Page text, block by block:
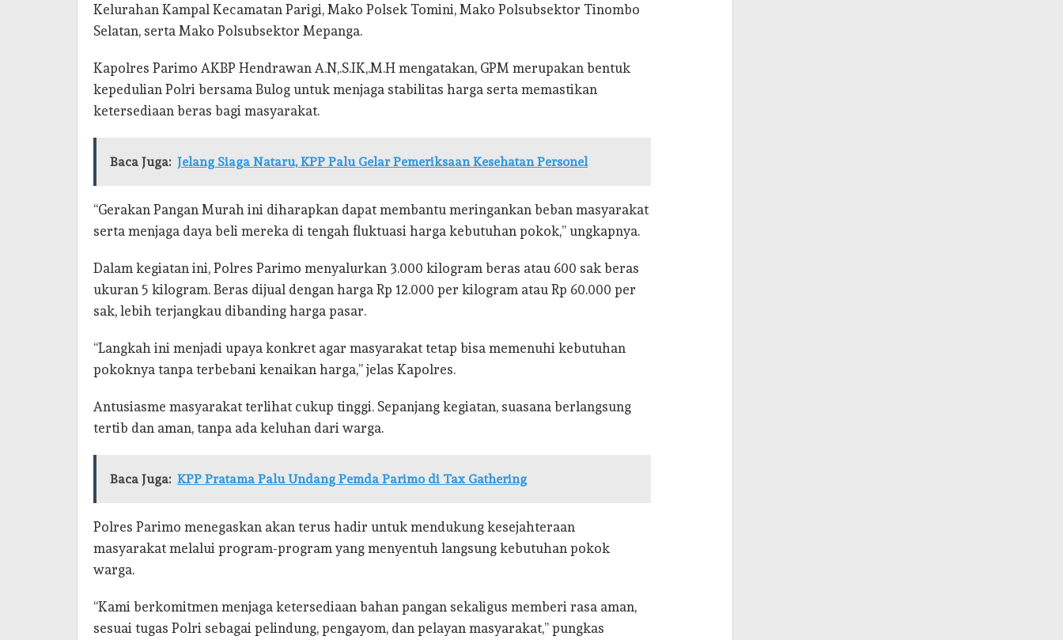
Kelurahan Kampal Kecamatan Parigi, Mako Polsek Tomini, Mako Polsubsektor Tinombo
Selatan, serta Mako Polsubsektor Mepanga.
Kapolres Parimo AKBP Hendrawan A.N,.S.IK,.M.H mengatakan, GPM merupakan bentuk
kepedulian Polri bersama Bulog untuk menjaga stabilitas harga serta memastikan
ketersediaan beras bagi masyarakat.
Baca Juga: Jelang Siaga Nataru, KPP Palu Gelar Pemeriksaan Kesehatan Personel
“Gerakan Pangan Murah ini diharapkan dapat membantu meringankan beban masyarakat
serta menjaga daya beli mereka di tengah fluktuasi harga kebutuhan pokok,” ungkapnya.
Dalam kegiatan ini, Polres Parimo menyalurkan 3.000 kilogram beras atau 600 sak beras
ukuran 5 kilogram. Beras dijual dengan harga Rp 12.000 per kilogram atau Rp 60.000 per
sak, lebih terjangkau dibanding harga pasar.
“Langkah ini menjadi upaya konkret agar masyarakat tetap bisa memenuhi kebutuhan
pokoknya tanpa terbebani kenaikan harga,” jelas Kapolres.
Antusiasme masyarakat terlihat cukup tinggi. Sepanjang kegiatan, suasana berlangsung
tertib dan aman, tanpa ada keluhan dari warga.
Baca Juga: KPP Pratama Palu Undang Pemda Parimo di Tax Gathering
Polres Parimo menegaskan akan terus hadir untuk mendukung kesejahteraan
masyarakat melalui program-program yang menyentuh langsung kebutuhan pokok
warga.
“Kami berkomitmen menjaga ketersediaan bahan pangan sekaligus memberi rasa aman,
sesuai tugas Polri sebagai pelindung, pengayom, dan pelayan masyarakat,” pungkas